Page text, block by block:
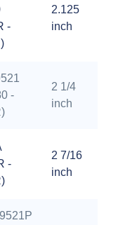
-
2.125
inch
-
2 1/4
inch
-
2 7/16
inch